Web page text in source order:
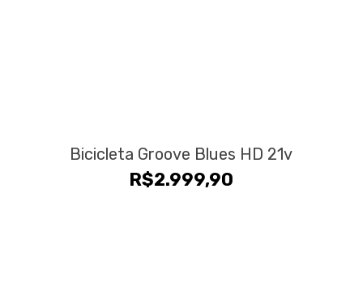
Bicicleta Groove Blues HD 21v
R$2.999,90